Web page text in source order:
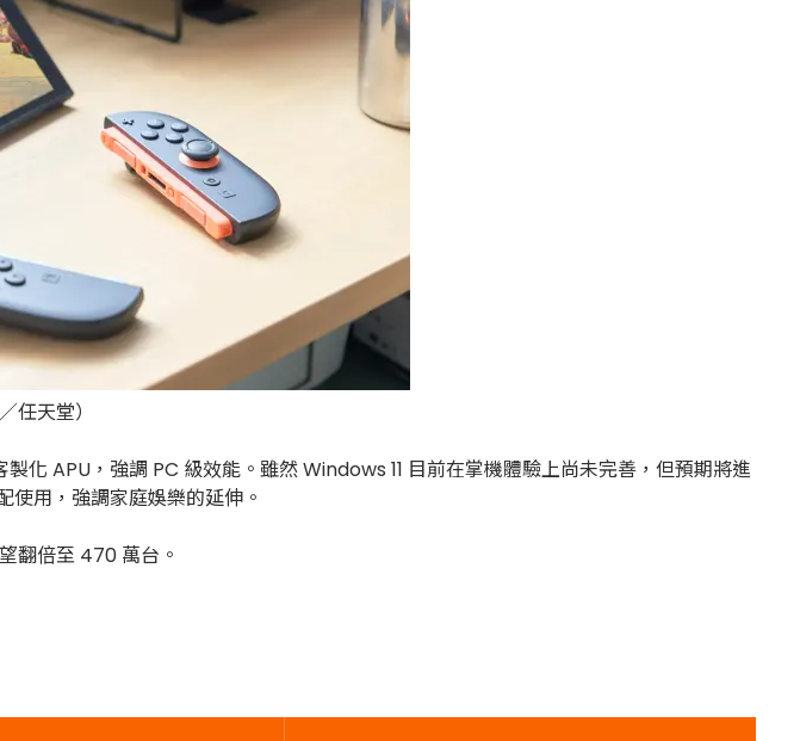
任天堂）
APU，強調 PC 級效能。雖然 Windows 11 目前在掌機體驗上尚未完善，但預期將進
用，強調家庭娛樂的延伸。
翻倍至 470 萬台。